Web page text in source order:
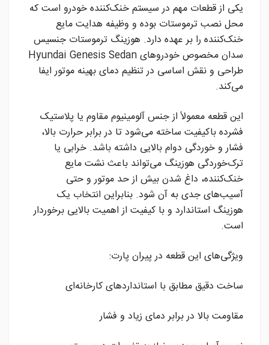
یکی از قطعات مهم در سیستم خنک‌کننده خودرو است که
محل نصب ترموستات بوده و وظیفه هدایت مایع
خنک‌کننده را بر عهده دارد. هوزینگ ترموستات جنسیس
سدان مخصوص خودروهای Hyundai Genesis Sedan
طراحی و نقش اساسی در تنظیم دمای بهینه موتور ایفا
می‌کند.
این قطعه معمولاً از جنس آلومینیوم مقاوم یا پلاستیک
فشرده باکیفیت ساخته می‌شود تا در برابر حرارت بالا،
فشار و خوردگی دوام بالایی داشته باشد. خرابی یا
ترک‌خوردگی هوزینگ می‌تواند باعث نشت مایع
خنک‌کننده، داغ شدن بیش از حد موتور و حتی
آسیب‌های جدی به آن شود. بنابراین انتخاب یک
هوزینگ استاندارد و با کیفیت از اهمیت بالایی برخوردار
است.
ویژگی‌های این قطعه در پیران پارت:
ساخت دقیق مطابق با استانداردهای کارخانه‌ای
مقاومت بالا در برابر دمای زیاد و فشار